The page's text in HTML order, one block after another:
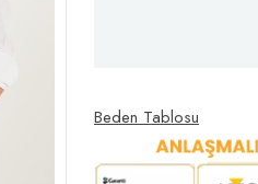
Beden Tablosu